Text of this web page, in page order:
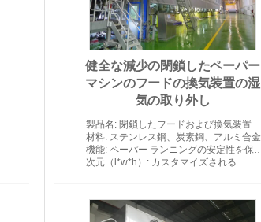
パルプの乾燥機械
健全な減少の閉鎖したペーパー
マシンのフードの換気装置の湿
気の取り外し
製品名 : 閉鎖したフードおよび換気装置
材料: ステンレス鋼、炭素鋼、アルミ合金
機能: ペーパー ランニングの安定性を保障しなさい
次元（l*w*h） : カスタマイズされる